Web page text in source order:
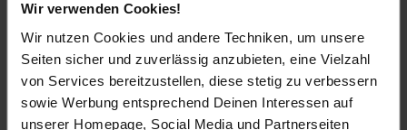
Wir verwenden Cookies!
Wir nutzen Cookies und andere Techniken, um unsere
Seiten sicher und zuverlässig anzubieten, eine Vielzahl
von Services bereitzustellen, diese stetig zu verbessern
sowie Werbung entsprechend Deinen Interessen auf
unserer Homepage, Social Media und Partnerseiten
Breite (cm): 18 cm
Griff-Material: Gusseisen
Höhe (cm): 6 cm
Spülmaschinenfest: Nein - NICHT Spülmaschinenfest
Zielgruppe: Erwachsene